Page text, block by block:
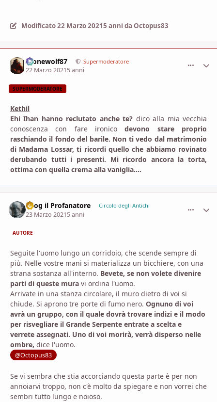
Modificato22 Marzo 20215 anni da Octopus83
Alonewolf87 Supermoderatore
22 Marzo 20215 anni
SUPERMODERATORE
Kethil
Ehi Ihan hanno reclutato anche te? dico alla mia vecchia
conoscenza con fare ironico devono stare proprio
raschiando il fondo del barile. Non ti vedo dal matrimonio
di Madama Lossar, ti ricordi quello che abbiamo rovinato
derubando tutti i presenti. Mi ricordo ancora la torta,
ottima con quella crema alla vaniglia....
Azog il Profanatore Circolo degli Antichi
23 Marzo 20215 anni
AUTORE
Seguite l'uomo lungo un corridoio, che scende sempre di
più. Nelle vostre mani si materializza un bicchiere, con una
strana sostanza all'interno. Bevete, se non volete divenire
parti di queste mura vi ordina l'uomo.
Arrivate in una stanza circolare, il muro dietro di voi si
chiude. Si aprono tre porte di fumo nero. Ognuno di voi
avrà un gruppo, con il quale dovrà trovare indizi e il modo
per risvegliare il Grande Serpente entrate a scelta e
verrete assegnati. Uno di voi morirà, verrà disperso nelle
ombre, dice l'uomo.
@Octopus83
Se vi sembra che stia accorciando questa parte è per non
annoiarvi troppo, non c'è molto da spiegare e non vorrei che
sembri tutto lungo e noioso.